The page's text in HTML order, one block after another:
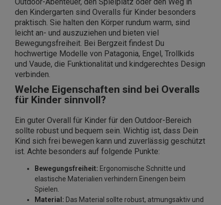
den Kindergarten sind Overalls für Kinder besonders
praktisch. Sie halten den Körper rundum warm, sind
leicht an- und auszuziehen und bieten viel
Bewegungsfreiheit. Bei Bergzeit findest Du
hochwertige Modelle von Patagonia, Engel, Trollkids
und Vaude, die Funktionalität und kindgerechtes Design
verbinden.
Welche Eigenschaften sind bei Overalls
für Kinder sinnvoll?
Ein guter Overall für Kinder für den Outdoor-Bereich
sollte robust und bequem sein. Wichtig ist, dass Dein
Kind sich frei bewegen kann und zuverlässig geschützt
ist. Achte besonders auf folgende Punkte:
Bewegungsfreiheit: Ergonomische Schnitte und
elastische Materialien verhindern Einengen beim
Spielen.
Material: Das Material sollte robust, atmungsaktiv und